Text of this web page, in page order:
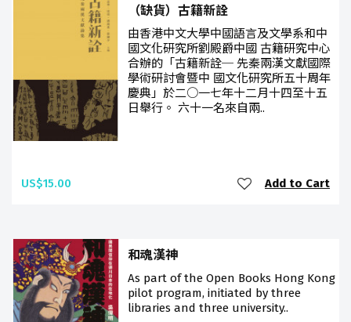
（缺貨）古籍新詮
由香港中文大學中國語言及文學系和中
國文化研究所劉殿爵中國 古籍研究中心
合辦的「古籍新詮─ 先秦兩漢文獻國際
學術研討會暨中 國文化研究所五十周年
慶典」於二○一七年十二月十四至十五
日舉行。 六十一名來自兩..
US$15.00 Add to Cart
和魂漢神
As part of the Open Books Hong Kong
pilot program, initiated by three
libraries and three university..